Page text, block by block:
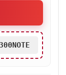
300NOTE